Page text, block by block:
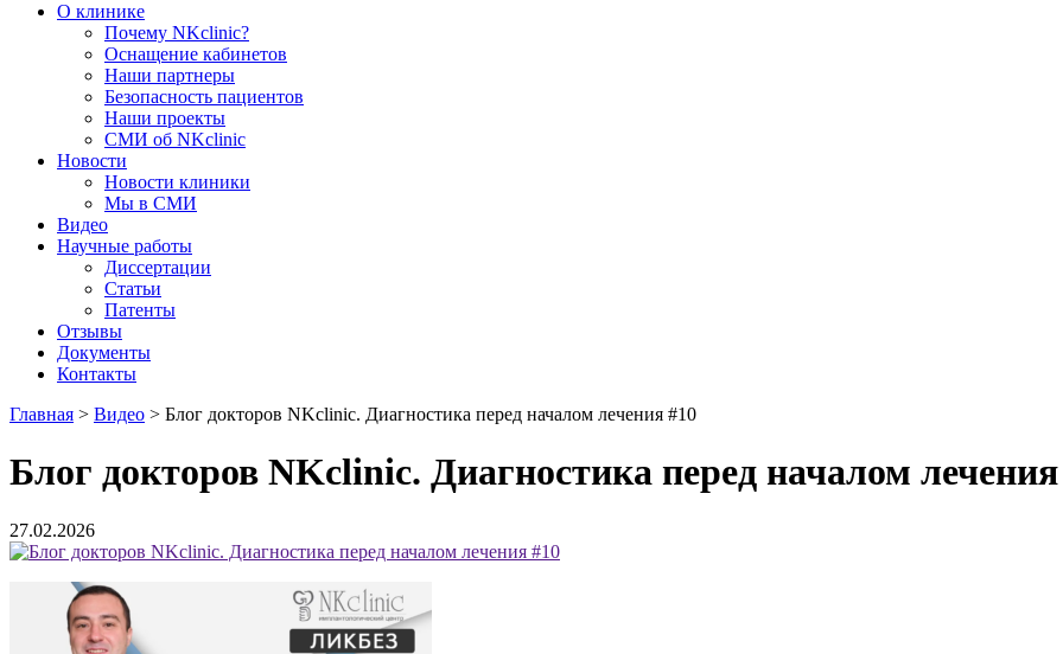
О клинике
Почему NKclinic?
Оснащение кабинетов
Наши партнеры
Безопасность пациентов
Наши проекты
СМИ об NKclinic
Новости
Новости клиники
Мы в СМИ
Видео
Научные работы
Диссертации
Статьи
Патенты
Отзывы
Документы
Контакты
Главная > Видео > Блог докторов NKclinic. Диагностика перед началом лечения #10
Блог докторов NKclinic. Диагностика перед началом
27.02.2026